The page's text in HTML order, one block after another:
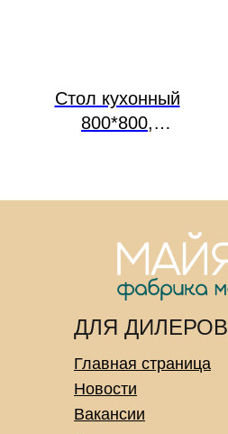
Cтол кухонный
800*800,
ДЛЯ ДИЛЕРОВ
Главная страница
Новости
Вакансии